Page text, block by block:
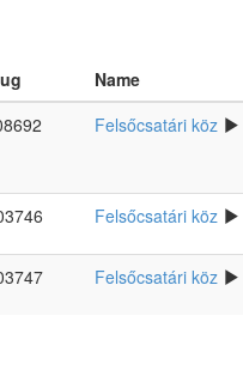
Name
Felsőcsatári köz
Felsőcsatári köz
Felsőcsatári köz